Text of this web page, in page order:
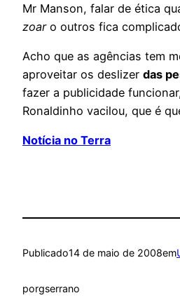
Mr Manson, falar de ética
zoaro outros fica
Acho que as agências tem
aproveitar os deslizer das
fazer a publicidade
Ronaldinho vacilou, que é
Notícia no Terra
Publicado14 de maio de 2008em
porgserrano